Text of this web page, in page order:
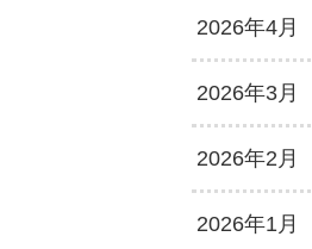
2026年4月
2026年3月
2026年2月
2026年1月